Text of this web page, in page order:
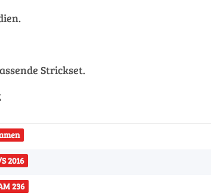
Strickset.
2016
236